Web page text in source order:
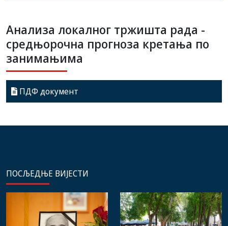
Анализа локалног тржишта рада -
средњорочна прогноза кретања по
занимањима
ПДФ документ
ПОСЉЕДЊЕ ВИЈЕСТИ